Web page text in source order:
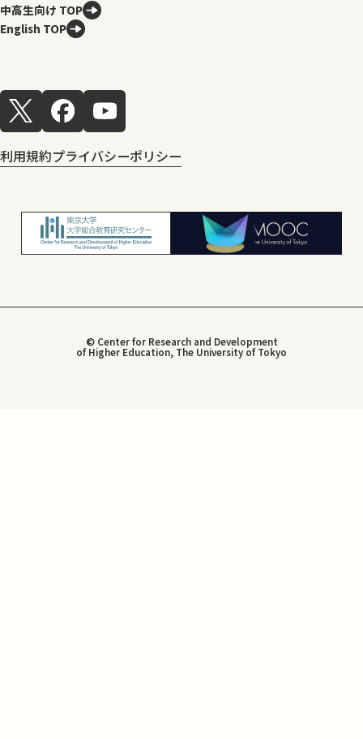
中高生向け TOP
English TOP
利用規約プライバシーポリシー
© Center for Research and Development
of Higher Education, The University of Tokyo